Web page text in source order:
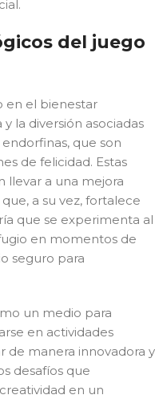
del juego
en el bienestar
la diversión asociadas
que son
de felicidad. Estas
llevar a una mejora
a su vez, fortalece
que se experimenta al
en momentos de
seguro para
un medio para
en actividades
de manera innovadora y
desafíos que
en un